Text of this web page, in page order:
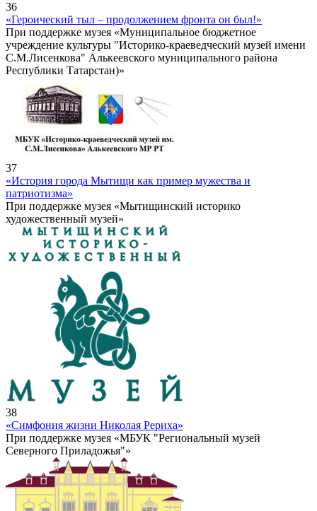
36
«Героический тыл – продолжением фронта он был!»
При поддержке музея «Муниципальное бюджетное
учреждение культуры "Историко-краеведческий музей имени
С.М.Лисенкова" Алькеевского муниципального района
Республики Татарстан)»
37
«История города Мытищи как пример мужества и
патриотизма»
При поддержке музея «Мытищинский историко
художественный музей»
38
«Симфония жизни Николая Рериха»
При поддержке музея «МБУК "Региональный музей
Северного Приладожья"»